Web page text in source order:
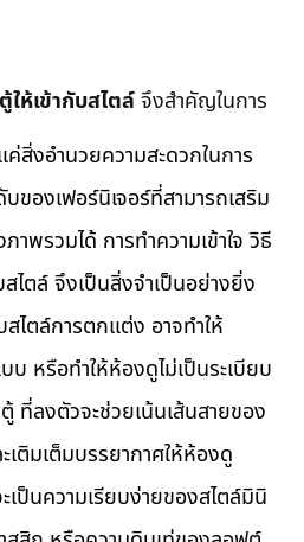
ห้เข้ากับสไตล์ จึงสำคัญในการ
สิ่งอำนวยความสะดวกในการ
ของเฟอร์นิเจอร์ที่สามารถเสริม
พรวมได้ การทำความเข้าใจ วิธี
ไตล์ จึงเป็นสิ่งจำเป็นอย่างยิ่ง
ไตล์การตกแต่ง อาจทำให้
หรือทำให้ห้องดูไม่เป็นระเบียบ
ที่ลงตัวจะช่วยเน้นเส้นสายของ
เติมเต็มบรรยากาศให้ห้องดู
เป็นความเรียบง่ายของสไตล์มินิ